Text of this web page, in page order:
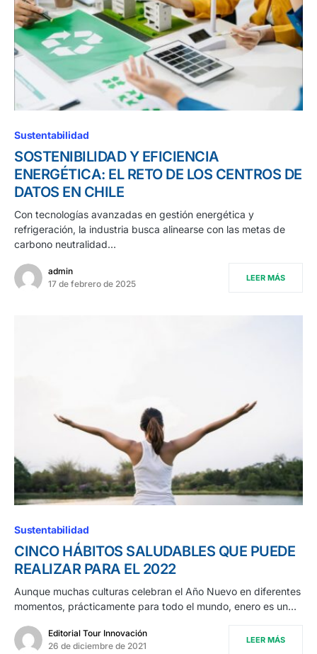
Sustentabilidad
SOSTENIBILIDAD Y EFICIENCIA
ENERGÉTICA: EL RETO DE LOS CENTROS DE
DATOS EN CHILE
Con tecnologías avanzadas en gestión energética y
refrigeración, la industria busca alinearse con las metas de
carbono neutralidad…
admin
17 de febrero de 2025
LEER MÁS
Sustentabilidad
CINCO HÁBITOS SALUDABLES QUE PUEDE
REALIZAR PARA EL 2022
Aunque muchas culturas celebran el Año Nuevo en diferentes
momentos, prácticamente para todo el mundo, enero es un…
Editorial Tour Innovación
26 de diciembre de 2021
LEER MÁS